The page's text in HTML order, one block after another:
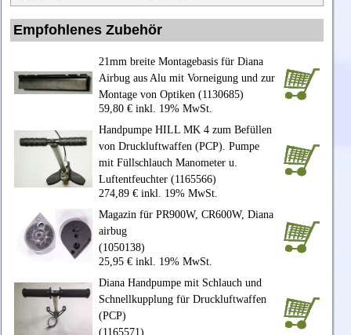
Empfohlenes Zubehör
21mm breite Montagebasis für Diana
Airbug aus Alu mit Vorneigung und zur
Montage von Optiken (1130685)
59,80 € inkl. 19% MwSt.
Handpumpe HILL MK 4 zum Befüllen
von Druckluftwaffen (PCP). Pumpe
mit Füllschlauch Manometer u.
Luftentfeuchter (1165566)
274,89 € inkl. 19% MwSt.
Magazin für PR900W, CR600W, Diana
airbug
(1050138)
25,95 € inkl. 19% MwSt.
Diana Handpumpe mit Schlauch und
Schnellkupplung für Druckluftwaffen
(PCP)
(1165571)